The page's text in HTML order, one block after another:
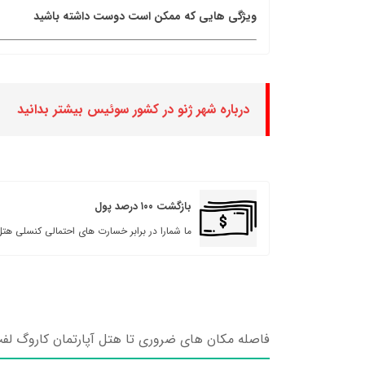
ویژگی هایی که ممکن است دوست داشته باشید
درباره شهر ژنو در کشور سوئیس بیشتر بدانید
بازگشت ۱۰۰ درصد پول
ما شمارا در برابر خسارت های احتمالی کنسلی
فاصله مکان های ضروری تا هتل آپارتمان کاروگ